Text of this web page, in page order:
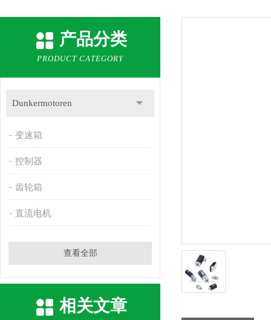
产品分类
PRODUCT CATEGORY
Dunkermotoren
变速箱
控制器
齿轮箱
直流电机
查看全部
相关文章